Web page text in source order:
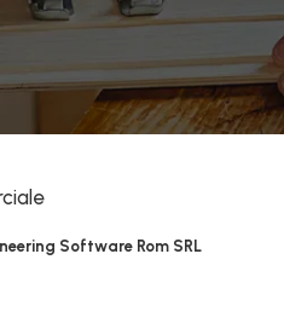
Software Rom SRL